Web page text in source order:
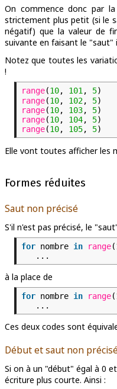
On commence donc par
strictement plus petit (si le
négatif) que la valeur de
suivante en faisant le "saut"
Notez que toutes les
!
range(10, 101, 5)
range(10, 102, 5)
range(10, 103, 5)
range(10, 104, 5)
range(10, 105, 5)
Elle vont toutes afficher les
Formes réduites
Saut non précisé
S'il n'est pas précisé, le
for nombre in range(
...
à la place de
for nombre in range(
...
Ces deux codes sont
Début et saut non
Si on à un "début" égal à 0
écriture plus courte. Ainsi :